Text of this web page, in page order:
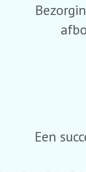
Een